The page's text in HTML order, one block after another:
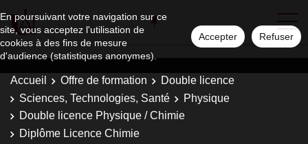
En poursuivant votre navigation sur ce
site, vous acceptez l'utilisation de
cookies à des fins de mesure
d'audience (statistiques anonymes).
Accepter Refuser
Accueil Offre de formation
Double licence
Sciences, Technologies, Santé
Physique
Double licence Physique / Chimie
Diplôme Licence Chimie